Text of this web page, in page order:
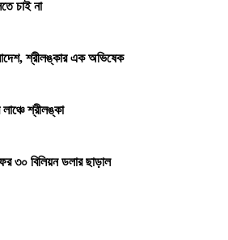
চাই না
শ্রীলঙ্কার এক অভিষেক
শ্রীলঙ্কা
৩০ বিলিয়ন ডলার ছাড়াল